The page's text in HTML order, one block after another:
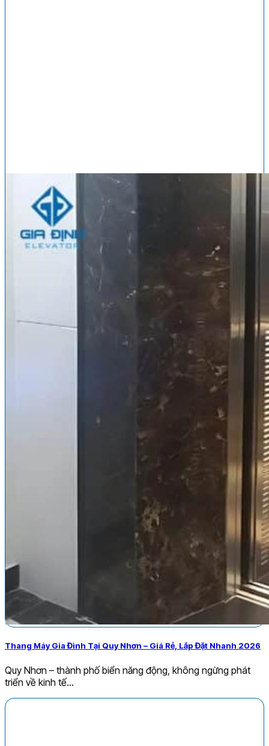
Thang Máy Gia Đình Tại Quy Nhơn – Giá Rẻ, Lắp Đặt Nhanh 2026
Quy Nhơn – thành phố biển năng động, không ngừng phát
triển về kinh tế...